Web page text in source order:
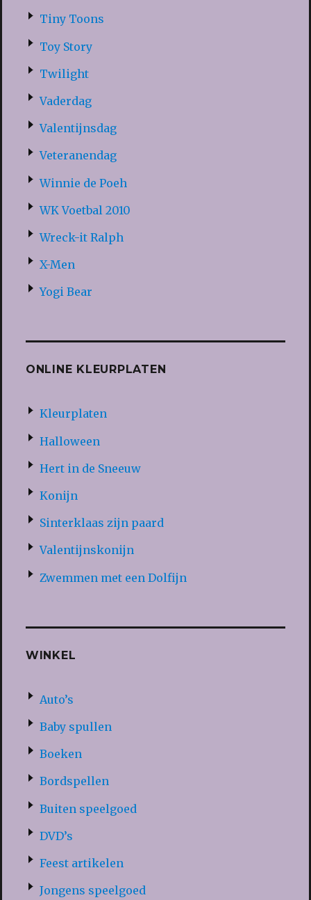
Tiny Toons
Toy Story
Twilight
Vaderdag
Valentijnsdag
Veteranendag
Winnie de Poeh
WK Voetbal 2010
Wreck-it Ralph
X-Men
Yogi Bear
ONLINE KLEURPLATEN
Kleurplaten
Halloween
Hert in de Sneeuw
Konijn
Sinterklaas zijn paard
Valentijnskonijn
Zwemmen met een Dolfijn
WINKEL
Auto’s
Baby spullen
Boeken
Bordspellen
Buiten speelgoed
DVD’s
Feest artikelen
Jongens speelgoed